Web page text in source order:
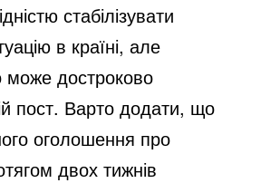
стабілізувати
в країні, але
може достроково
пост. Варто додати, що
оголошення про
двох тижнів